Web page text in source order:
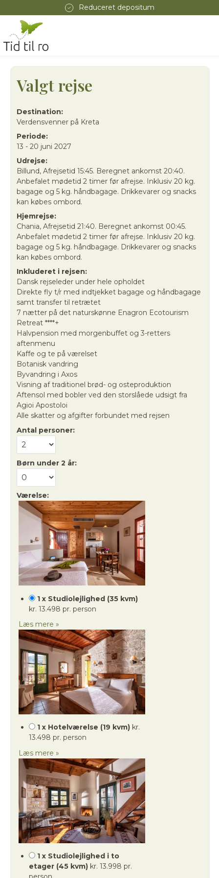
Reduceret depositum
Valgt rejse
Destination:
Verdensvenner på Kreta
Periode:
13 - 20 juni 2027
Udrejse:
Billund, Afrejsetid 15:45. Beregnet ankomst 20:40.
Anbefalet mødetid 2 timer før afrejse. Inklusiv 20 kg.
bagage og 5 kg. håndbagage. Drikkevarer og snacks
kan købes ombord.
Hjemrejse:
Chania, Afrejsetid 21:40. Beregnet ankomst 00:45.
Anbefalet mødetid 2 timer før afrejse. Inklusiv 20 kg.
bagage og 5 kg. håndbagage. Drikkevarer og snacks
kan købes ombord.
Inkluderet i rejsen:
Dansk rejseleder under hele opholdet
Direkte fly t/r med indtjekket bagage og håndbagage
samt transfer til retrætet
7 nætter på det naturskønne Enagron Ecotourism
Retreat ****+
Halvpension med morgenbuffet og 3-retters
aftenmenu
Kaffe og te på værelset
Botanisk vandring
Byvandring i Axos
Visning af traditionel brød- og osteproduktion
Aftensol med bobler ved den storslåede udsigt fra
Agioi Apostoloi
Alle skatter og afgifter forbundet med rejsen
Antal personer:
Børn under 2 år:
Værelse:
1 x Studiolejlighed (35 kvm)
kr. 13.498 pr. person
Læs mere »
1 x Hotelværelse (19 kvm) kr.
13.498 pr. person
Læs mere »
1 x Studiolejlighed i to
etager (45 kvm) kr. 13.998 pr.